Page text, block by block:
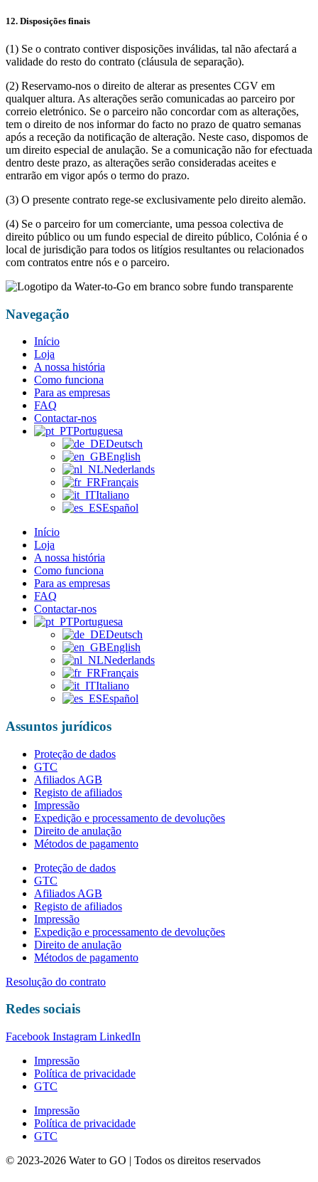
12. Disposições finais
(1) Se o contrato contiver disposições inválidas, tal não afectará a
validade do resto do contrato (cláusula de separação).
(2) Reservamo-nos o direito de alterar as presentes CGV em
qualquer altura. As alterações serão comunicadas ao parceiro por
correio eletrónico. Se o parceiro não concordar com as alterações,
tem o direito de nos informar do facto no prazo de quatro semanas
após a receção da notificação de alteração. Neste caso, dispomos de
um direito especial de anulação. Se a comunicação não for efectuada
dentro deste prazo, as alterações serão consideradas aceites e
entrarão em vigor após o termo do prazo.
(3) O presente contrato rege-se exclusivamente pelo direito alemão.
(4) Se o parceiro for um comerciante, uma pessoa colectiva de
direito público ou um fundo especial de direito público, Colónia é o
local de jurisdição para todos os litígios resultantes ou relacionados
com contratos entre nós e o parceiro.
Navegação
Início
Loja
A nossa história
Como funciona
Para as empresas
FAQ
Contactar-nos
Portuguesa
Deutsch
English
Nederlands
Français
Italiano
Español
Início
Loja
A nossa história
Como funciona
Para as empresas
FAQ
Contactar-nos
Portuguesa
Deutsch
English
Nederlands
Français
Italiano
Español
Assuntos jurídicos
Proteção de dados
GTC
Afiliados AGB
Registo de afiliados
Impressão
Expedição e processamento de devoluções
Direito de anulação
Métodos de pagamento
Proteção de dados
GTC
Afiliados AGB
Registo de afiliados
Impressão
Expedição e processamento de devoluções
Direito de anulação
Métodos de pagamento
Resolução do contrato
Redes sociais
Facebook Instagram LinkedIn
Impressão
Política de privacidade
GTC
Impressão
Política de privacidade
GTC
© 2023-2026 Water to GO | Todos os direitos reservados